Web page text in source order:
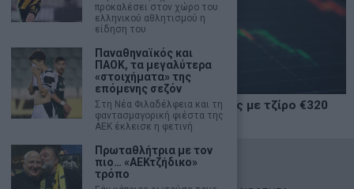
Χρηματιστήριο: Δεύτερη ημέρα πτώσης με τζίρο €320
εκατ.
© 2026 - marketnews.gr - All Rights Reserved
προκαλέσει στον χώρο του
ελληνικού αθλητισμού η
είδηση του
Παναθηναϊκός και
ΠΑΟΚ, τα μεγαλύτερα
«στοιχήματα» της
επόμενης σεζόν
Στη Νέα Φιλαδέλφεια και τη
φαντασμαγορική φιέστα της
ΑΕΚ έκλεισε η φετινή
Πρωταθλήτρια με τον
πιο… «ΑΕΚτζήδικο»
τρόπο